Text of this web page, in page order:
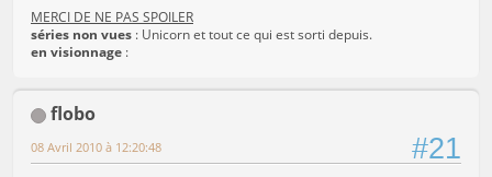
MERCI DE NE PAS SPOILER
séries non vues : Unicorn et tout ce qui est sorti depuis.
en visionnage :
flobo
#21
08 Avril 2010 à 12:20:48